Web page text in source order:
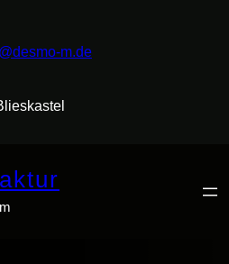
m.de